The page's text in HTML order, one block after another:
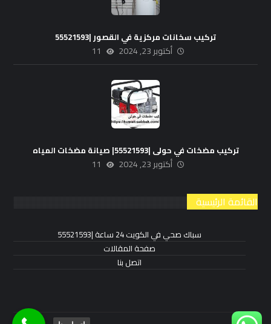
تركيب سخانات مركزية في القصور |55521593
أكتوبر 23, 2024 11
تركيب مضخات في حولى |55521593| صيانة مضخات المياه
أكتوبر 23, 2024 11
القائمة الرئيسية
سباك صحي في الكويت 24 ساعة |55521593
صفحة المقالات
اتصل بنا